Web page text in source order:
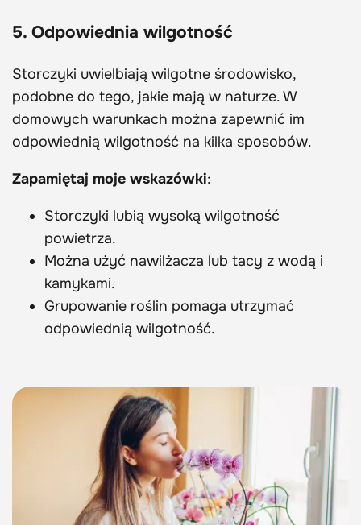
5. Odpowiednia wilgotność
Storczyki uwielbiają wilgotne środowisko,
podobne do tego, jakie mają w naturze. W
domowych warunkach można zapewnić im
odpowiednią wilgotność na kilka sposobów.
Zapamiętaj moje wskazówki:
Storczyki lubią wysoką wilgotność
powietrza.
Można użyć nawilżacza lub tacy z wodą i
kamykami.
Grupowanie roślin pomaga utrzymać
odpowiednią wilgotność.